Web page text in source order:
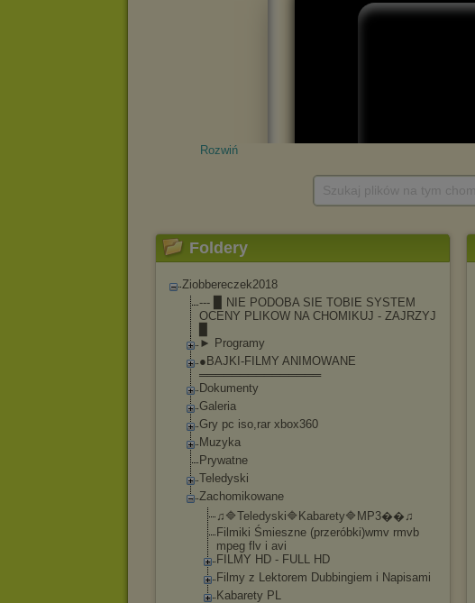
Rozwiń
Foldery
Ziobbereczek2018
--- ▉ NIE PODOBA SIE TOBIE SYSTEM
OCENY PLIKOW NA CHOMIKUJ - ZAJRZYJ
► Programy
●BAJKI-FILMY ANIMOWANE
═══════════════
Dokumenty
Galeria
Gry pc iso,rar xbox360
Muzyka
Prywatne
Teledyski
Zachomikowane
♫🔷Teledyski🔷 Kabarety🔷MP3��♫
Filmiki Śmieszne (przeróbki)wmv rmvb
mpeg flv i avi
FILMY HD - FULL HD
Filmy z Lektorem Dubbingiem i Napisami
Kabarety PL